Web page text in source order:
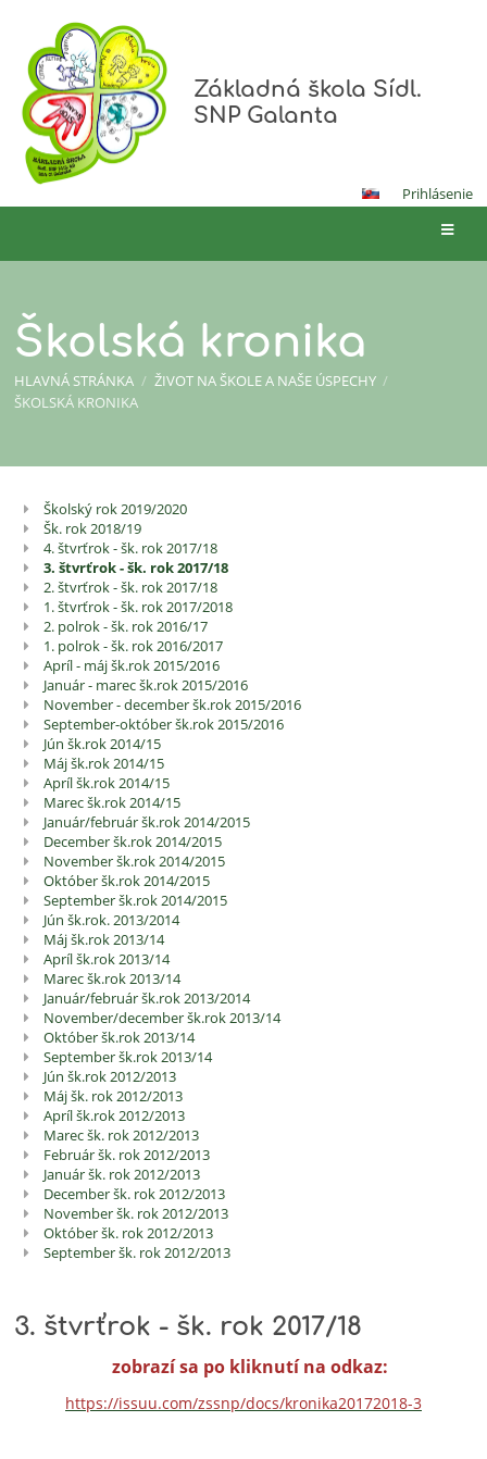
Základná škola Sídl.
SNP Galanta
Prihlásenie
Školská kronika
HLAVNÁ STRÁNKA / ŽIVOT NA ŠKOLE A NAŠE ÚSPECHY /
ŠKOLSKÁ KRONIKA
Školská
kronika
Školský rok 2019/2020
Šk. rok 2018/19
4. štvrťrok - šk. rok 2017/18
3. štvrťrok - šk. rok 2017/18
2. štvrťrok - šk. rok 2017/18
1. štvrťrok - šk. rok 2017/2018
2. polrok - šk. rok 2016/17
1. polrok - šk. rok 2016/2017
Apríl - máj šk.rok 2015/2016
Január - marec šk.rok 2015/2016
November - december šk.rok 2015/2016
September-október šk.rok 2015/2016
Jún šk.rok 2014/15
Máj šk.rok 2014/15
Apríl šk.rok 2014/15
Marec šk.rok 2014/15
Január/február šk.rok 2014/2015
December šk.rok 2014/2015
November šk.rok 2014/2015
Október šk.rok 2014/2015
September šk.rok 2014/2015
Jún šk.rok. 2013/2014
Máj šk.rok 2013/14
Apríl šk.rok 2013/14
Marec šk.rok 2013/14
Január/február šk.rok 2013/2014
November/december šk.rok 2013/14
Október šk.rok 2013/14
September šk.rok 2013/14
Jún šk.rok 2012/2013
Máj šk. rok 2012/2013
Apríl šk.rok 2012/2013
Marec šk. rok 2012/2013
Február šk. rok 2012/2013
Január šk. rok 2012/2013
December šk. rok 2012/2013
November šk. rok 2012/2013
Október šk. rok 2012/2013
September šk. rok 2012/2013
3. štvrťrok - šk. rok 2017/18
zobrazí sa po kliknutí na odkaz:
https://issuu.com/zssnp/docs/kronika20172018-3